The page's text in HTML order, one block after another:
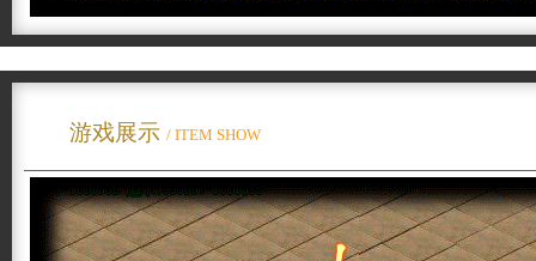
游戏展示 / ITEM SHOW